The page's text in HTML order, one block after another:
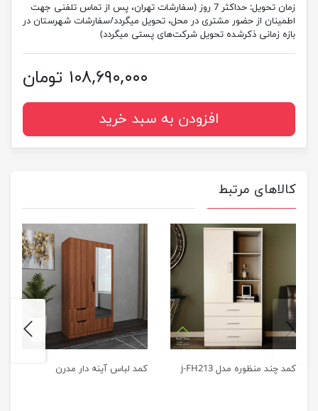
زمان تحویل:
حداکثر 7 روز (سفارشات تهران، پس از تماس تلفنی جهت
اطمینان از حضور مشتری در محل، تحویل میگردد/سفارشات شهرستان در
بازه زمانی ذکرشده تحویل شرکت‌های پستی میگردد)
۱۰۸,۶۹۰,۰۰۰ تومان
افزودن به سبد خرید
کالاهای مرتبط
کمد چند منظوره مدل j-FH213 کمد لباس آینه دار مدرن
previus